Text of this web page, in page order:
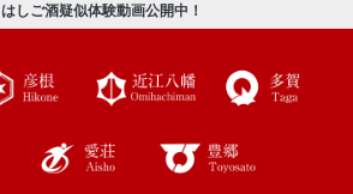
はしご酒疑似体験動画公開中！